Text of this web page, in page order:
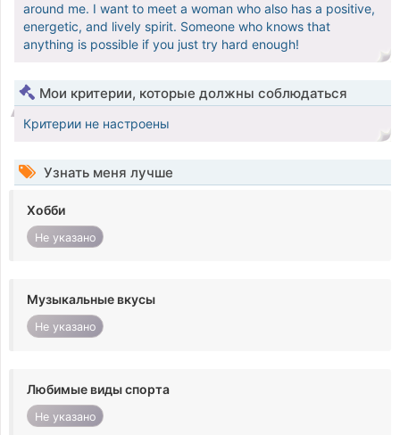
around me. I want to meet a woman who also has a positive,
energetic, and lively spirit. Someone who knows that
anything is possible if you just try hard enough!
Мои критерии, которые должны соблюдаться
Критерии не настроены
Узнать меня лучше
Хобби
Не указано
Музыкальные вкусы
Не указано
Любимые виды спорта
Не указано